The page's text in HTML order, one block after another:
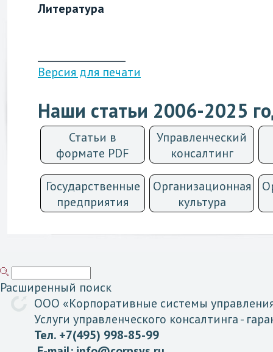
Литература
Версия для печати
Наши статьи 2006-2025
Статьи в
формате PDF
Управленческий
консалтинг
Государственные
предприятия
Организационная
культурa
Расширенный поиск
ООО «Корпоративные системы
Услуги управленческого консалтинга-
Тел. +7(495) 998-85-99